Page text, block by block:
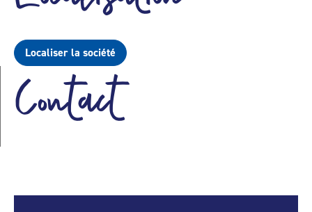
Localiser la société
Contact